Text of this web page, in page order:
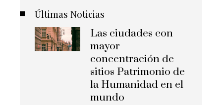
Últimas Noticias
Las ciudades con
mayor
concentración de
sitios Patrimonio de
la Humanidad en el
mundo